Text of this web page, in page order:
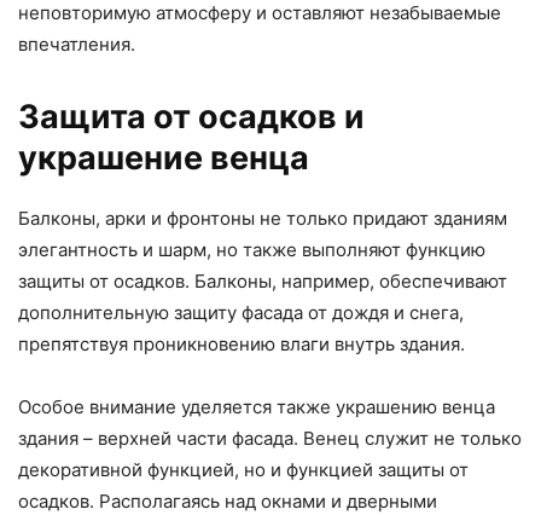
неповторимую атмосферу и оставляют незабываемые
впечатления.
Защита от осадков и
украшение венца
Балконы, арки и фронтоны не только придают зданиям
элегантность и шарм, но также выполняют функцию
защиты от осадков. Балконы, например, обеспечивают
дополнительную защиту фасада от дождя и снега,
препятствуя проникновению влаги внутрь здания.
Особое внимание уделяется также украшению венца
здания – верхней части фасада. Венец служит не только
декоративной функцией, но и функцией защиты от
осадков. Располагаясь над окнами и дверными